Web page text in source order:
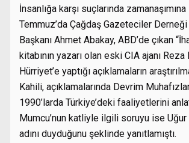
İnsanlığa karşı suçlarında
Temmuz’da Çağdaş Gazeteciler Derneği
Başkanı Ahmet Abakay, ABD’de çıkan
kitabının yazarı olan eski CIA ajanı Reza
Hürriyet’e yaptığı açıklamaların
Kahili, açıklamalarında Devrim
1990’larda Türkiye’deki faaliyetlerini
Mumcu’nun katliyle ilgili soruyu ise Uğur
adını duyduğunu şeklinde yanıtlamıştı.